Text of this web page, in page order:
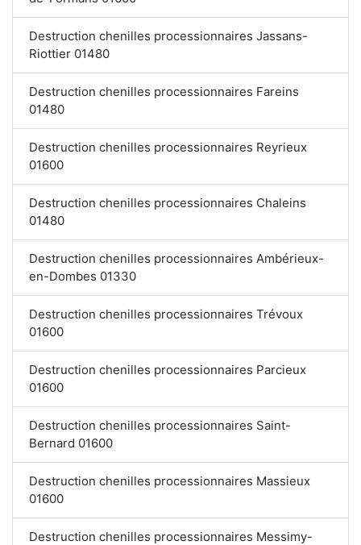
Destruction chenilles processionnaires Jassans-
Riottier 01480
Destruction chenilles processionnaires Fareins
01480
Destruction chenilles processionnaires Reyrieux
01600
Destruction chenilles processionnaires Chaleins
01480
Destruction chenilles processionnaires Ambérieux-
en-Dombes 01330
Destruction chenilles processionnaires Trévoux
01600
Destruction chenilles processionnaires Parcieux
01600
Destruction chenilles processionnaires Saint-
Bernard 01600
Destruction chenilles processionnaires Massieux
01600
Destruction chenilles processionnaires Messimy-